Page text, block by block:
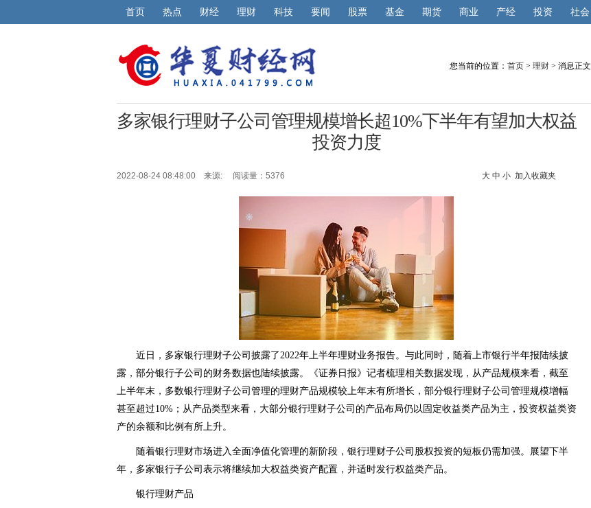
首页 热点 财经 理财 科技 要闻 股票 基金 期货 商业 产经 投资 社会
您当前的位置： 首页 > 理财 > 消息正文
多家银行理财子公司管理规模增长超10%下半年有望加大权益
投资力度
2022-08-24 08:48:00 来源:阅读量：5376 大 中 小 加入收藏夹
近日，多家银行理财子公司披露了2022年上半年理财业务报告。与此同时，随着上市银行半年报陆续披
露，部分银行子公司的财务数据也陆续披露。《证券日报》记者梳理相关数据发现，从产品规模来看，截至
上半年末，多数银行理财子公司管理的理财产品规模较上年末有所增长，部分银行理财子公司管理规模增幅
甚至超过10%；从产品类型来看，大部分银行理财子公司的产品布局仍以固定收益类产品为主，投资权益类资
产的余额和比例有所上升。
随着银行理财市场进入全面净值化管理的新阶段，银行理财子公司股权投资的短板仍需加强。展望下半
年，多家银行子公司表示将继续加大权益类资产配置，并适时发行权益类产品。
银行理财产品